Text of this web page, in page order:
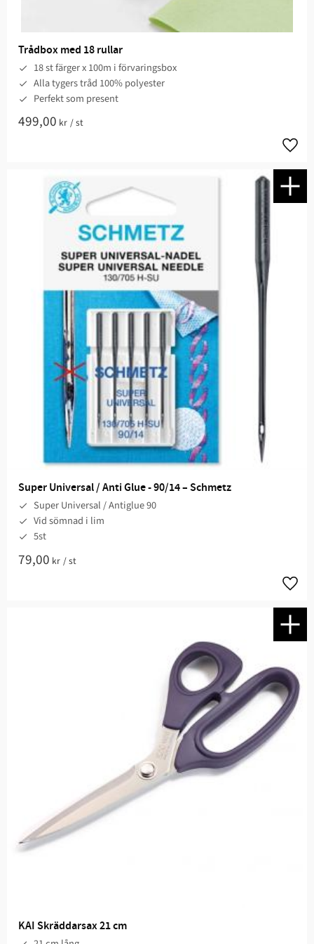
Trådbox med 18 rullar
18 st färger x 100m i förvaringsbox
Alla tygers tråd 100% polyester
Perfekt som present
499,00 kr /st
Super Universal / Anti Glue - 90/14 – Schmetz
Super Universal / Antiglue 90
Vid sömnad i lim
5st
79,00 kr /st
KAI Skräddarsax 21 cm